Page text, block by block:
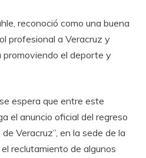
reconoció como una buena
profesional a Veracruz y
promoviendo el deporte y
espera que entre este
el anuncio oficial del regreso
Veracruz”, en la sede de la
reclutamiento de algunos